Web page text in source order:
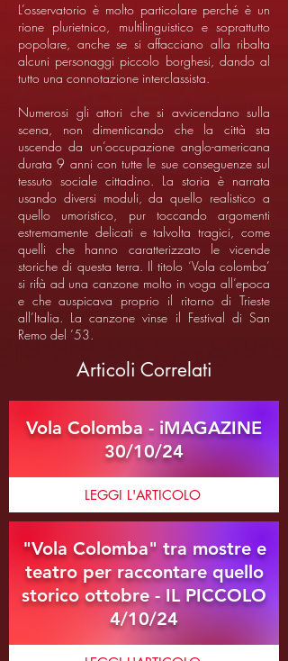
L’osservatorio è molto particolare perché è un
rione plurietnico, multilinguistico e soprattutto
popolare, anche se si affacciano alla ribalta
alcuni personaggi piccolo borghesi, dando al
tutto una connotazione interclassista.
Numerosi gli attori che si avvicendano sulla
scena, non dimenticando che la città sta
uscendo da un’occupazione anglo-americana
durata 9 anni con tutte le sue conseguenze sul
tessuto sociale cittadino. La storia è narrata
usando diversi moduli, da quello realistico a
quello umoristico, pur toccando argomenti
estremamente delicati e talvolta tragici, come
quelli che hanno caratterizzato le vicende
storiche di questa terra. Il titolo ‘Vola colomba’
si rifà ad una canzone molto in voga all’epoca
e che auspicava proprio il ritorno di Trieste
all’Italia. La canzone vinse il Festival di San
Remo del ’53.
Articoli Correlati
Vola Colomba - iMAGAZINE
30/10/24
LEGGI L'ARTICOLO
"Vola Colomba" tra mostre e
teatro per raccontare quello
storico ottobre - IL PICCOLO
4/10/24